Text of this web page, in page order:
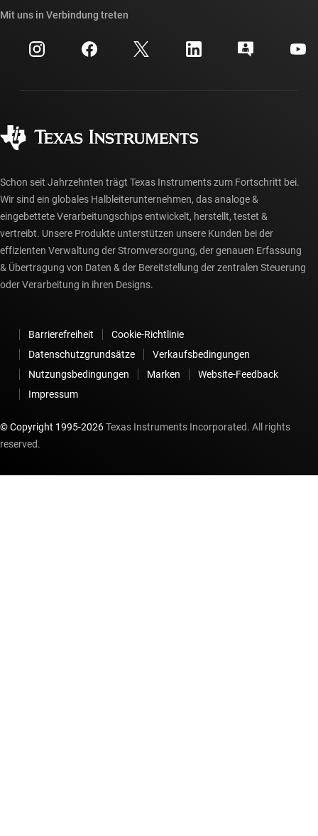
Veranstaltungen
Investorenbeziehungen
Querverweis-Suche
Kundensupportzentrum
myTI-Konto FAQs
Häufig gestellte Fragen zu Bestellungen
Mit uns in Verbindung treten
Schon seit Jahrzehnten trägt Texas Instruments zum Fortschritt bei.
Wir sind ein globales Halbleiterunternehmen, das analoge &
eingebettete Verarbeitungschips entwickelt, herstellt, testet &
vertreibt. Unsere Produkte unterstützen unsere Kunden bei der
effizienten Verwaltung der Stromversorgung, der genauen Erfassung
& Übertragung von Daten & der Bereitstellung der zentralen Steuerung
oder Verarbeitung in ihren Designs.
Barrierefreiheit
Cookie-Richtlinie
Datenschutzgrundsätze
Verkaufsbedingungen
Nutzungsbedingungen
Marken
Website-Feedback
Impressum
© Copyright 1995-2026Texas Instruments Incorporated. All rights
reserved.